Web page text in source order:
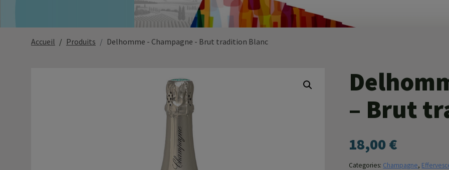
Accueil Produits Delhomme - Champagne - Brut tradition Blanc
– Brut
18,00€
Categories: Champagne,